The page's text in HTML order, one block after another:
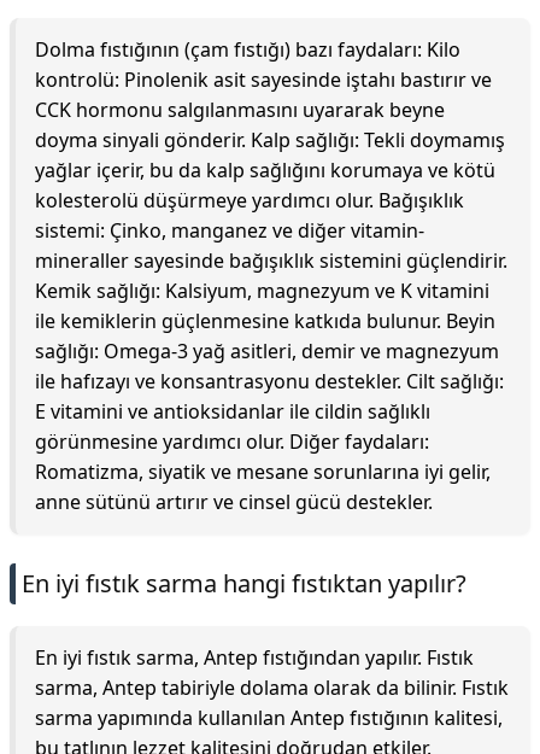
Dolma fıstığının (çam fıstığı) bazı faydaları: Kilo
kontrolü: Pinolenik asit sayesinde iştahı bastırır ve
CCK hormonu salgılanmasını uyararak beyne
doyma sinyali gönderir. Kalp sağlığı: Tekli doymamış
yağlar içerir, bu da kalp sağlığını korumaya ve kötü
kolesterolü düşürmeye yardımcı olur. Bağışıklık
sistemi: Çinko, manganez ve diğer vitamin-
mineraller sayesinde bağışıklık sistemini güçlendirir.
Kemik sağlığı: Kalsiyum, magnezyum ve K vitamini
ile kemiklerin güçlenmesine katkıda bulunur. Beyin
sağlığı: Omega-3 yağ asitleri, demir ve magnezyum
ile hafızayı ve konsantrasyonu destekler. Cilt sağlığı:
E vitamini ve antioksidanlar ile cildin sağlıklı
görünmesine yardımcı olur. Diğer faydaları:
Romatizma, siyatik ve mesane sorunlarına iyi gelir,
anne sütünü artırır ve cinsel gücü destekler.
En iyi fıstık sarma hangi fıstıktan yapılır?
En iyi fıstık sarma, Antep fıstığından yapılır. Fıstık
sarma, Antep tabiriyle dolama olarak da bilinir. Fıstık
sarma yapımında kullanılan Antep fıstığının kalitesi,
bu tatlının lezzet kalitesini doğrudan etkiler.